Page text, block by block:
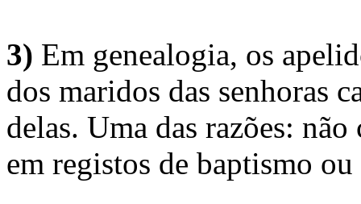
3) Em genealogia, os
dos maridos das senhoras
delas. Uma das razões:
em registos de baptismo